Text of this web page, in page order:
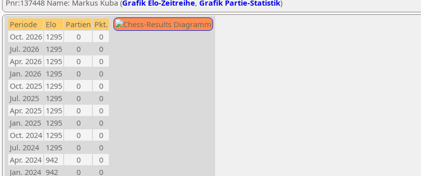
Pnr:137448 Name: Markus Kuba (Grafik Elo-Zeitreihe, Grafik Partie-Statistik)
Periode Elo Partien Pkt.
Oct. 2026 1295 0
0
Jul. 2026
1295 0
0
Apr. 2026 1295 0
0
Jan. 2026 1295 0
0
Oct. 2025 1295 0
0
Jul. 2025
1295 0
0
Apr. 2025 1295 0
0
Jan. 2025 1295 0
0
Oct. 2024 1295 0
0
Jul. 2024
1295 0
0
Apr. 2024 942 0
0
Jan. 2024 942 0 0